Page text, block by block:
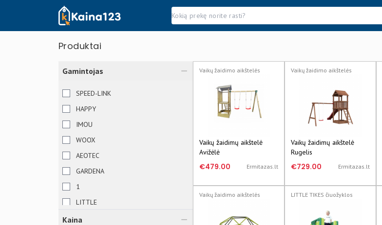
Kaina123.lt
Produktai
Gamintojas
SPEED-LINK
HAPPY
IMOU
WOOX
AEOTEC
GARDENA
1
LITTLE
Alma littera
Kaina
Vaikų žaidimo aikštelės
Vaikų žaidimų aikštelė
Avižėlė
€479.00 Ermitazas.lt
Vaikų žaidimo aikštelės
Vaikų žaidimų aikštelė
Rugelis
€729.00 Ermitazas.lt
Vaikų žaidimo aikštelės LITTLE TIKES čiuožyklos